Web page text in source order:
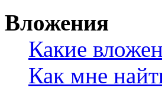
Вложения
Какие
Как мне